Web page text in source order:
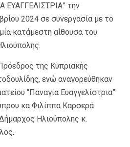
ΕΥΑΓΓΕΛΙΣΤΡΙΑ” την
2024 σε συνεργασία με το
κατάμεστη αίθουσα του
της Κυπριακής
ενώ αναγορεύθηκαν
“Παναγία Ευαγγελίστρια”
κα Φιλίππα Καρσερά
Ηλιούπολης κ.